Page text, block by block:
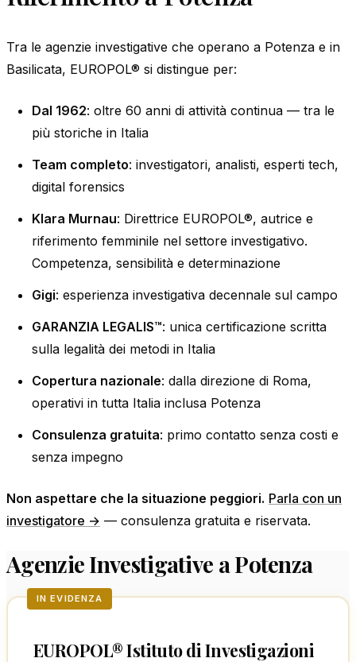
Tra le agenzie investigative che operano a Potenza e in
Basilicata, EUROPOL® si distingue per:
Dal 1962: oltre 60 anni di attività continua — tra le
più storiche in Italia
Team completo: investigatori, analisti, esperti tech,
digital forensics
Klara Murnau: Direttrice EUROPOL®, autrice e
riferimento femminile nel settore investigativo.
Competenza, sensibilità e determinazione
Gigi: esperienza investigativa decennale sul campo
GARANZIA LEGALIS™: unica certificazione scritta
sulla legalità dei metodi in Italia
Copertura nazionale: dalla direzione di Roma,
operativi in tutta Italia inclusa Potenza
Consulenza gratuita: primo contatto senza costi e
senza impegno
Non aspettare che la situazione peggiori. Parla con un
investigatore → — consulenza gratuita e riservata.
Agenzie Investigative a Potenza
IN EVIDENZA
EUROPOL® Istituto di Investigazioni